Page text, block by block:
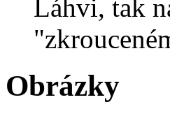
Láhvi, tak
Obrázky